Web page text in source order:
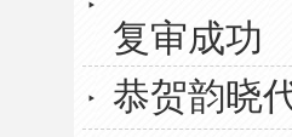
复审成功
恭贺韵晓